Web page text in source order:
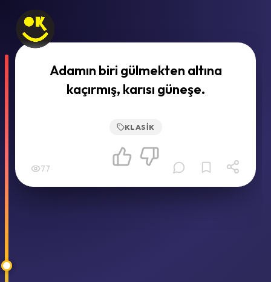
Adamın biri gülmekten altına
kaçırmış, karısı güneşe.
KLASIK
77